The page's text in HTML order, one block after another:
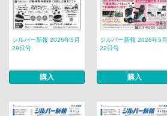
シルバー新報 2026年5月
29日号
購入
シルバー新報 2026年5月
22日号
購入